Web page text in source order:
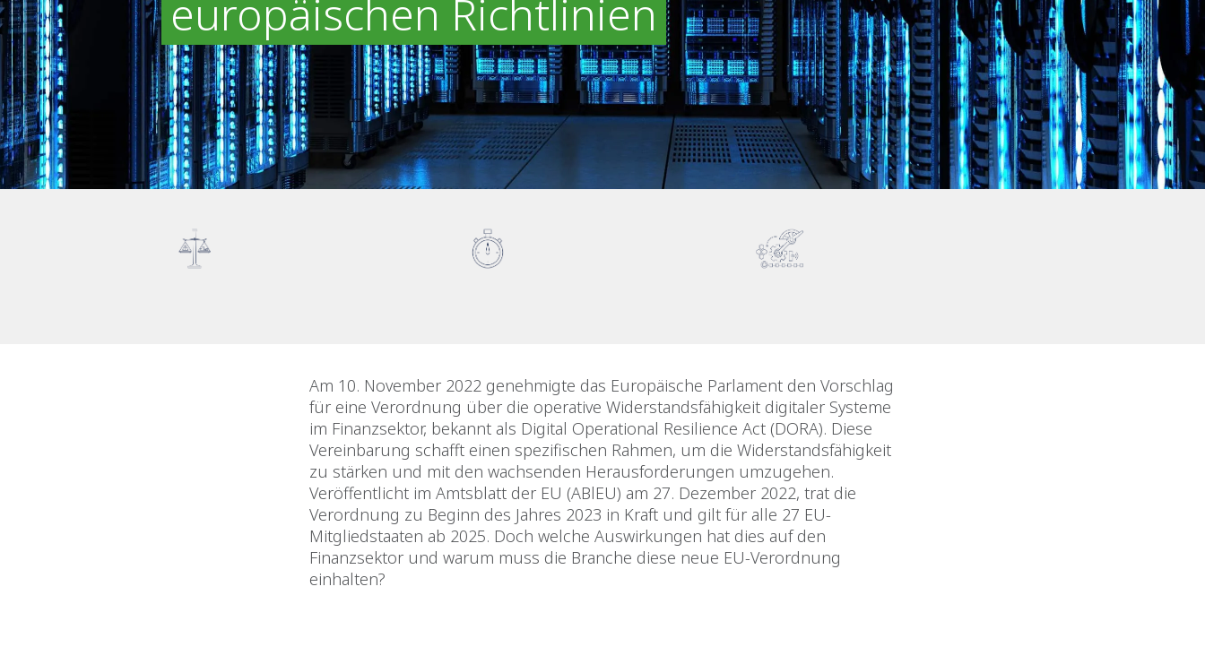
europäischen Richtlinien
Am 10. November 2022 genehmigte das Europäische Parlament den Vorschlag
für eine Verordnung über die operative Widerstandsfähigkeit digitaler Systeme
im Finanzsektor, bekannt als Digital Operational Resilience Act (DORA). Diese
Vereinbarung schafft einen spezifischen Rahmen, um die Widerstandsfähigkeit
zu stärken und mit den wachsenden Herausforderungen umzugehen.
Veröffentlicht im Amtsblatt der EU (ABlEU) am 27. Dezember 2022, trat die
Verordnung zu Beginn des Jahres 2023 in Kraft und gilt für alle 27 EU-
Mitgliedstaaten ab 2025. Doch welche Auswirkungen hat dies auf den
Finanzsektor und warum muss die Branche diese neue EU-Verordnung
einhalten?